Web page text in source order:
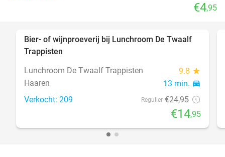
€4,95
40%
Bier- of wijnproeverij bij Lunchroom De Twaalf
Trappisten
Lunchroom De Twaalf Trappisten
9.8 star
Haaren 13 min. directions_car
Verkocht: 209 Regulier €24,95
€14,95